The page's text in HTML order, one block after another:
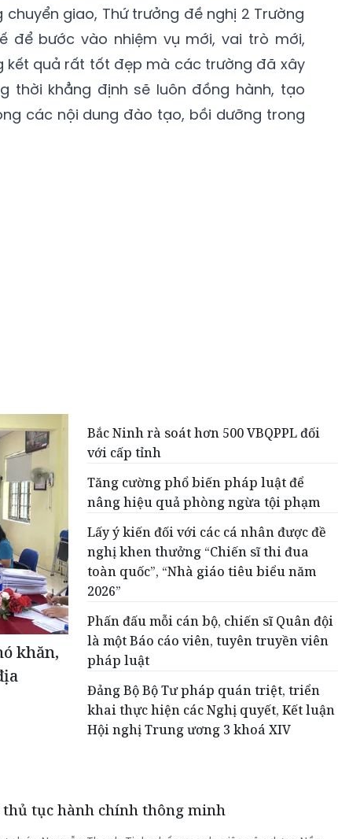
giao, Thứ trưởng đề nghị 2 Trường
để bước vào nhiệm vụ mới, vai trò mới,
kết quả rất tốt đẹp mà các trường đã xây
thời khẳng định sẽ luôn đồng hành, tạo
các nội dung đào tạo, bồi dưỡng trong
khăn,
Bắc Ninh rà soát hơn 500 VBQPPL đối
với cấp tỉnh
Tăng cường phổ biến pháp luật để
nâng hiệu quả phòng ngừa tội phạm
Lấy ý kiến đối với các cá nhân được đề
nghị khen thưởng “Chiến sĩ thi đua
toàn quốc”, “Nhà giáo tiêu biểu năm
2026”
Phấn đấu mỗi cán bộ, chiến sĩ Quân đội
là một Báo cáo viên, tuyên truyền viên
pháp luật
Đảng Bộ Bộ Tư pháp quán triệt, triển
khai thực hiện các Nghị quyết, Kết luận
Hội nghị Trung ương 3 khoá XIV
tục hành chính thông minh